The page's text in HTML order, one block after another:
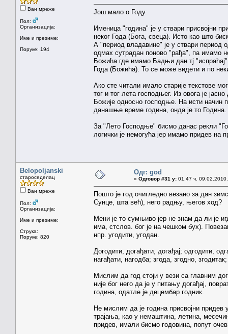
Ван мреже
Пол:
Организација:
Име и презиме:
Поруке: 194
Још мало о Году.
Именица "година" је у ствари присвојни
неког Года (Бога, свеца). Исто као што
А "период владавине" је у ствари
одмах сутрадан поново "рађа", па имамо
Божића где имамо Бадњи дан тј
Года (Божића). То се може видети и по
Ако сте читали имало старије текстове
тог и тог лета господњег. Из овога је
Божије односно господње. На исти начин
данашње време година, онда је то Година.
За "Лето Господње" бисмо данас рекли
логички је немогућа јер имамо придев
Belopoljanski
староседелац
Ван мреже
Пол:
Организација:
Име и презиме:
Струка:
Поруке: 820
Одг: god
« Одговор #31 у: 01.47 ч.
Пошто је год очигледно везано за дан
Сунце, шта већ), него радњу, његов ход?
Мени је то сумњиво јер не знам да ли је
има, стслов. бог је на чешком бух).
нпр. угодити, угодан.
Догодити, догађати, догађај; одгодити,
нагађати, нагодба; згода, згодно,
Мислим да год стоји у вези са главним
није бог него да је у питању догађај,
година, одатле је децембар годник.
Не мислим да је година присвојни
трајања, као у немаштина, летина,
придев, имали бисмо годовина, попут